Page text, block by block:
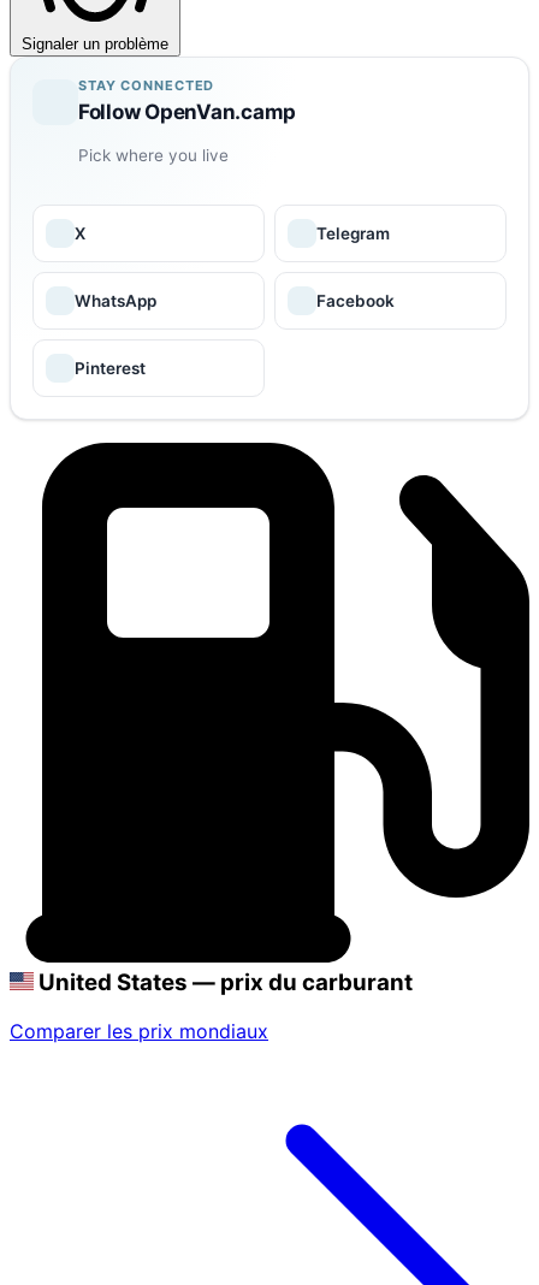
Signaler un problème
STAY CONNECTED
Follow OpenVan.camp
Pick where you live
X Telegram
WhatsApp Facebook
Pinterest
United States — prix du carburant
Comparer les prix mondiaux